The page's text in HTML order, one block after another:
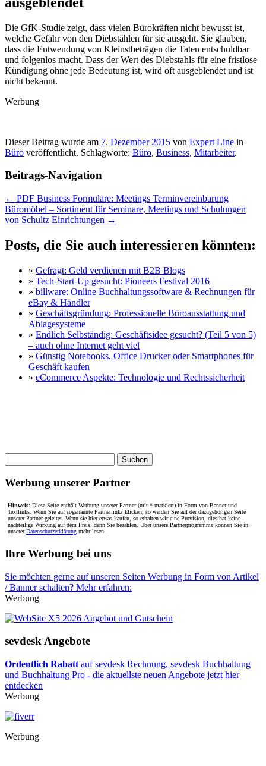
Die GfK-Studie zeigt, dass vielen Bürokräften nicht bewusst ist,
welche Gefahr von den Diebstählen für sie ausgeht. Sie glauben,
dass die Entwendung von Kleinstbeträgen die Taten entschuldbar
und folgenlos macht. Dass der Wert des Diebstahls für eine fristlose
Kündigung ohne jede Bedeutung ist, wird oft ausgeblendet und ist
nicht bekannt.
Werbung
Dieser Beitrag wurde am 7. Dezember 2015 von Expert Line in
Büro veröffentlicht. Schlagworte: Büro, Business, Mitarbeiter.
Beitrags-Navigation
← PDF Business Formulare: Meetings Terminvereinbarung
Büromöbel – Sortiment für Seminare, Meetings und Schulungen
von Schultz Einrichtungen →
Posts, die Sie auch interessieren könnten:
» Gefragt: Geld verdienen mit B2B Blogs
» Tech-Start-Up gesucht: Pioneers Festival 2016
» billware: Online Buchhaltungssoftware & Rechnungen für
eBay & Händler
» Geschäftsgründung: Professionelle Büroausstattung und
Ablagesysteme
» Endlich Selbständig: Geschäftsidee gesucht? (Teil 5 von 5)
– auch ohne Internet geht viel
» Günstig Notebooks, Office Drucker oder Smartphones für
Geschäft kaufen
» eCommerce Aspekte: Technologie und Rechtssicherheit
nach:
Werbung unserer Partner
Hinweis: Diese Seite enthält Werbung unserer Partner (mit * markiert) in Form von Banner und
Textlinks. Wenn Sie auf sogenannte Partnerlinks klicken, so werden Sie auf der dazugehörigen Seite
unserer Partner geleitet. Wenn sie hier etwas kaufen, so erhalten wir eine Provision, dies hat keine
nachteilige Wirkung auf dem Preis, denn Sie bezahlen. Über unsere Partnerprogramme können Sie in
unsererDatenschutzerklärung mehr lesen.
Ihre Werbung bei uns
Sie möchten gerne auf unseren Seiten Werbung in Form von Artikel
/ Banner schalten? Mehr erfahren:
Werbung
sevdesk Angebote
Ordentlich Rabatt auf sevdesk Rechnung, sevdesk Buchhaltung
und Buchhaltung Pro - die aktuellste neuen Angebote jetzt hier
entdecken
Werbung
Werbung